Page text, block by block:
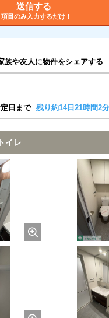
送信する
項目のみ入力するだけ！
族や友人に物件をシェアする
日まで 残り約14日21時間2
イレ